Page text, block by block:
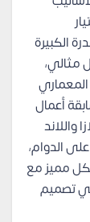
الكبيرة
مثالي،
أعمال
واللاند
الدوام،
مميز مع
تصميم